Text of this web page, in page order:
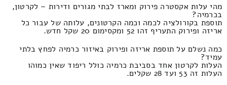
מהי עלות אקסטרה פירוק ומארז לבתי מגורים ודירות – לקרטון,
בכרמיה?
תוספת בקורולציה לכמה וכמה הקרטונים, עלותה של עבור כל
אריזה ופירוק התעריף זהו 52 ומקסימום 20 שקל חדש.
כמה נשלם על תוספת אריזה ופירוק באיזור כרמיה לפחץ בלתי
עמיד?
העלות לקרטון אחד בסביבת כרמיה כולל ריפוד שאין כמוהו
העלות זה 53 ועד 28 שקלים.